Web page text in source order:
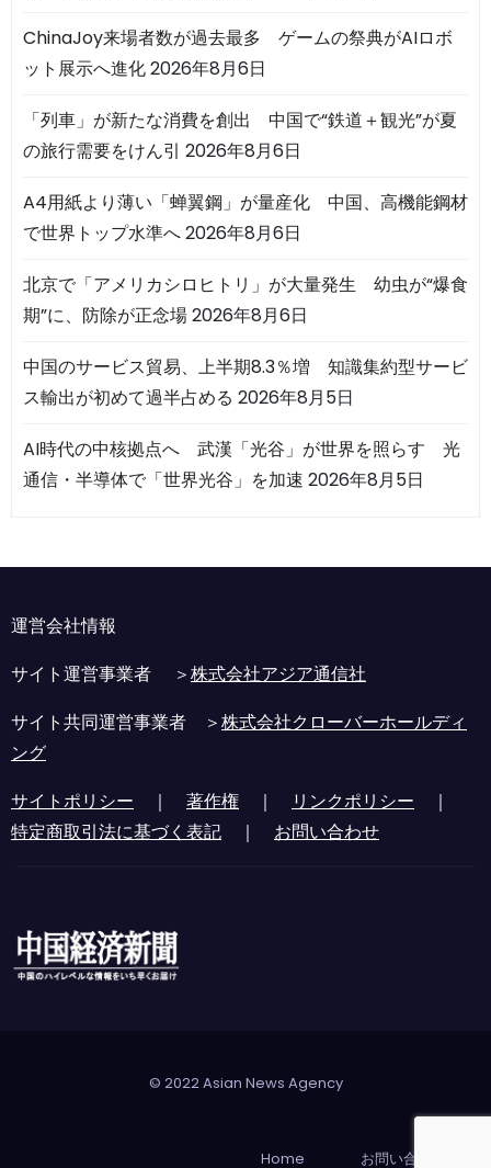
ChinaJoy来場者数が過去最多 ゲームの祭典がAIロボ
ット展示へ進化2026年8月6日
「列車」が新たな消費を創出 中国で“鉄道＋観光”が夏
の旅行需要をけん引 2026年8月6日
A4用紙より薄い「蝉翼鋼」が量産化 中国、高機能鋼材
で世界トップ水準へ2026年8月6日
北京で「アメリカシロヒトリ」が大量発生 幼虫が“爆食
期”に、防除が正念場2026年8月6日
中国のサービス貿易、上半期8.3％増 知識集約型サービ
ス輸出が初めて過半占める 2026年8月5日
AI時代の中核拠点へ 武漢「光谷」が世界を照らす 光
通信・半導体で「世界光谷」を加速 2026年8月5日
運営会社情報
サイト運営事業者 ＞株式会社アジア通信社
サイト共同運営事業者 ＞株式会社クローバーホールディ
ング
サイトポリシー ｜ 著作権 ｜ リンクポリシー ｜
特定商取引法に基づく表記 ｜ お問い合わせ
© 2022 Asian News Agency
Home お問い合わせ